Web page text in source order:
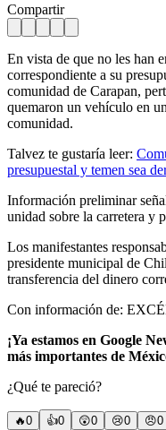
Compartir
En vista de que no les han
correspondiente a su
comunidad de Carapan,
quemaron un vehículo en
comunidad.
Talvez te gustaría leer:
presupuestal y temen sea
Información preliminar
unidad sobre la carretera y
Los manifestantes
presidente municipal de
transferencia del dinero
Con información de:
¡Ya estamos en Google
más importantes de
¿Qué te pareció?
🔥0 👍0 😲0 😢0 😠0